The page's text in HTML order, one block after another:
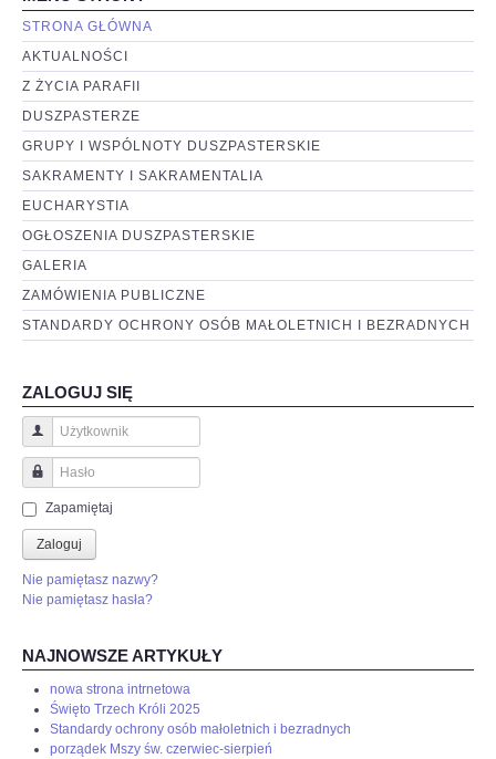
STRONA GŁÓWNA
AKTUALNOŚCI
Z ŻYCIA PARAFII
DUSZPASTERZE
GRUPY I WSPÓLNOTY DUSZPASTERSKIE
SAKRAMENTY I SAKRAMENTALIA
EUCHARYSTIA
OGŁOSZENIA DUSZPASTERSKIE
GALERIA
ZAMÓWIENIA PUBLICZNE
STANDARDY OCHRONY OSÓB MAŁOLETNICH I BEZRADNYCH
ZALOGUJ SIĘ
Użytkownik
Hasło
Zapamiętaj
Zaloguj
Nie pamiętasz nazwy?
Nie pamiętasz hasła?
NAJNOWSZE ARTYKUŁY
nowa strona intrnetowa
Święto Trzech Króli 2025
Standardy ochrony osób małoletnich i bezradnych
porządek Mszy św. czerwiec-sierpień